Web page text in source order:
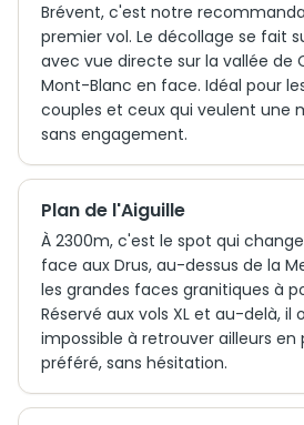
Brévent, c'est notre
premier vol. Le décollage se fait
avec vue directe sur la vallée de
Mont-Blanc en face. Idéal pour
couples et ceux qui veulent une
sans engagement.
Plan de l'Aiguille
À 2300m, c'est le spot qui
face aux Drus, au-dessus de la
les grandes faces granitiques à
Réservé aux vols XL et au-delà,
impossible à retrouver ailleurs en
préféré, sans hésitation.